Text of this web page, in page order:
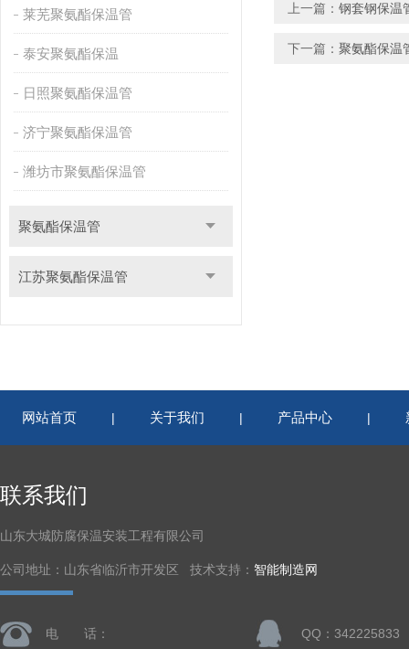
莱芜聚氨酯保温管
泰安聚氨酯保温
日照聚氨酯保温管
济宁聚氨酯保温管
潍坊市聚氨酯保温管
聚氨酯保温管
江苏聚氨酯保温管
上一篇： 钢套钢保温
下一篇： 聚氨酯保温
网站首页 | 关于我们 | 产品中心 |
联系我们
山东大城防腐保温安装工程有限公司
公司地址：山东省临沂市开发区 技术支持： 智能制造网
电 话： QQ：342225833